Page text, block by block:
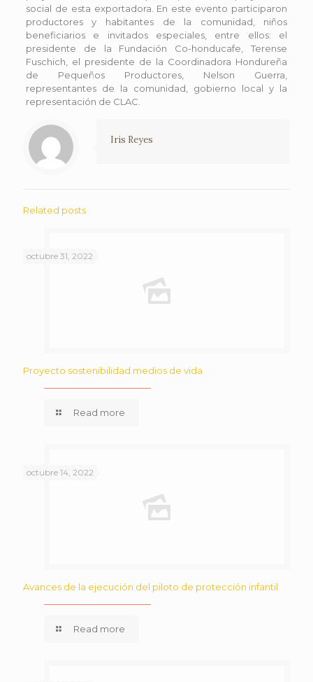
social de esta exportadora. En este evento participaron
productores y habitantes de la comunidad, niños
beneficiarios e invitados especiales, entre ellos: el
presidente de la Fundación Co-honducafe, Terense
Fuschich, el presidente de la Coordinadora Hondureña
de Pequeños Productores, Nelson Guerra,
representantes de la comunidad, gobierno local y la
representación de CLAC.
Iris Reyes
Related posts
octubre 31, 2022
Proyecto sostenibilidad medios de vida
Read more
octubre 14, 2022
Avances de la ejecución del piloto de protección infantil
Read more